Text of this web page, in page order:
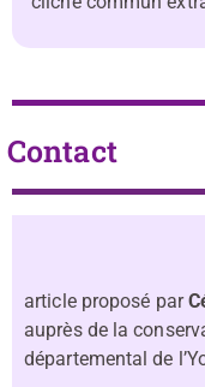
Contact
article proposé par
auprès de la
départemental de